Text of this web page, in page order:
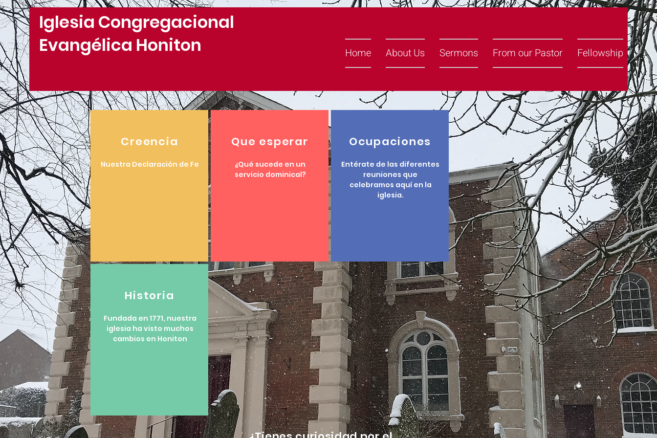
Iglesia Congregacional
Evangélica Honiton
Home About Us Sermons From our Pastor Fellowship
Creencia
Nuestra Declaración de Fe
Que esperar
¿Qué sucede en un
servicio dominical?
Ocupaciones
Entérate de las diferentes
reuniones que
celebramos aquí en la
iglesia.
Historia
Fundada en 1771, nuestra
iglesia ha visto muchos
cambios en Honiton